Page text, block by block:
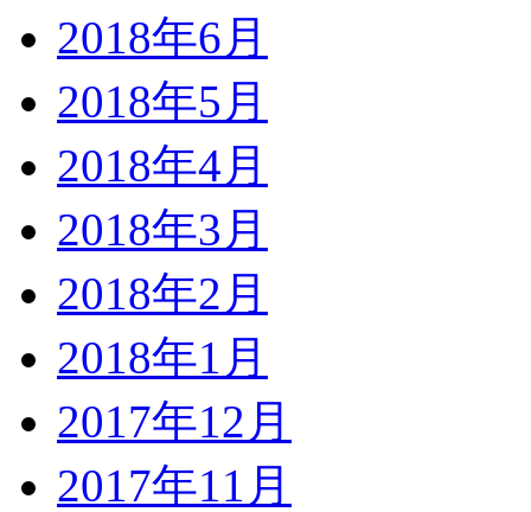
2018年6月
2018年5月
2018年4月
2018年3月
2018年2月
2018年1月
2017年12月
2017年11月